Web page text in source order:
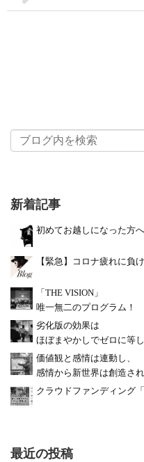
新着記事
初めてお越しになった方へ
【緊急】コロナ疲れに負
「THE VISION」
唯一無二のプログラム！
劣化版の効果は
ほぼまやかしでゼロに等
価値観と感情は連動し、
感情から新世界は創造さ
クラウドファンディング
最近の投稿